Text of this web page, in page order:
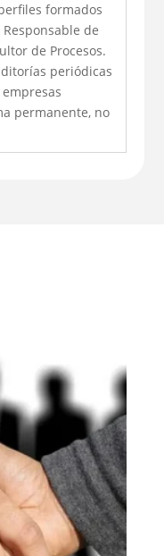
formados
de
de Procesos.
periódicas
permanente, no